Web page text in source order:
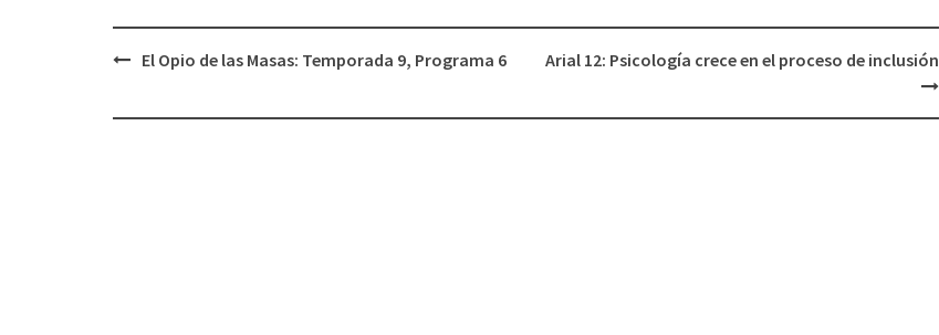
el
volumen.
El Opio de las Masas: Temporada 9, Programa 6 Arial 12: Psicología crece en el proceso de inclusión